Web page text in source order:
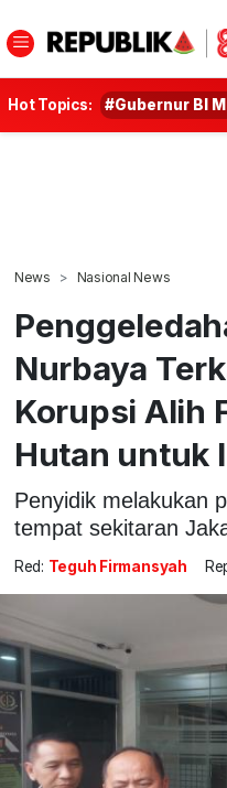
Hot Topics: #Gubernur BI
News Nasional News
Nurbaya
Korupsi Alih
Hutan untuk
Penyidik melakukan
tempat sekitaran
Red: Teguh Firmansyah